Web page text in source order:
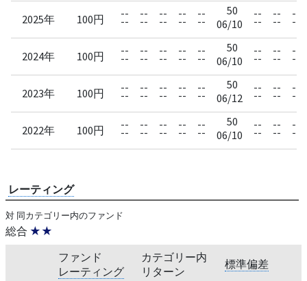
2025年 100円 --
--
--
--
--
--
--
--
--
--
50
06/10
--
--
--
--
--
--
2024年 100円 --
--
--
--
--
--
--
--
--
--
50
06/10
--
--
--
--
--
--
2023年 100円 --
--
--
--
--
--
--
--
--
--
50
06/12
--
--
--
--
--
--
2022年 100円 --
--
--
--
--
--
--
--
--
--
50
06/10
--
--
--
--
--
--
レーティング
対 同カテゴリー内のファンド
総合 ★★
ファンド
レーティング
カテゴリー内
リターン
標準偏差